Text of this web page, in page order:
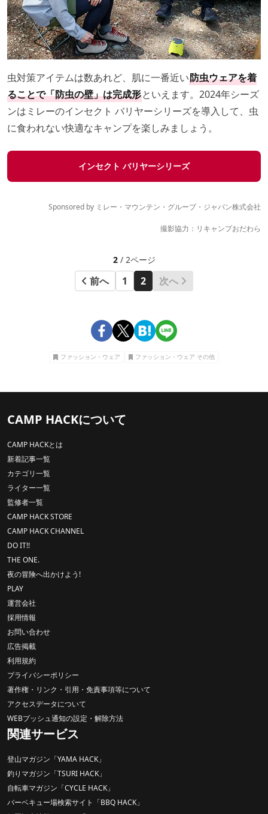
虫対策アイテムは数あれど、肌に一番近い防虫ウェアを着
ることで「防虫の壁」は完成形といえます。2024年シーズ
ンはミレーのインセクト バリヤーシリーズを導入して、虫
に食われない快適なキャンプを楽しみましょう。
インセクト バリヤーシリーズ
Sponsored by ミレー・マウンテン・グループ・ジャパン株式会社
撮影協力：リキャンプおだわら
2/ 2ページ
前へ 1 2 次へ
ファッション・ウェア ファッション・ウェア その他
CAMP HACKについて
CAMP HACKとは
新着記事一覧
カテゴリ一覧
ライター一覧
監修者一覧
CAMP HACK STORE
CAMP HACK CHANNEL
DO IT!!
THE ONE.
夜の冒険へ出かけよう!
PLAY
運営会社
採用情報
お問い合わせ
広告掲載
利用規約
プライバシーポリシー
著作権・リンク・引用・免責事項等について
アクセスデータについて
WEBプッシュ通知の設定・解除方法
関連サービス
登山マガジン「YAMA HACK」
釣りマガジン「TSURI HACK」
自転車マガジン「CYCLE HACK」
バーベキュー場検索サイト「BBQ HACK」